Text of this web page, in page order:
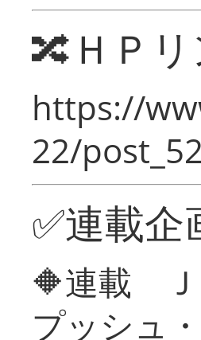
🔀ＨＰ
https://
22/
✅連載企
🔶連載
プッシュ